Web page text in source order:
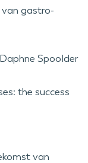
gastro-
Daphne Spoolder
the success
van